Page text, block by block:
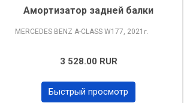
Амортизатор задней балки
MERCEDES BENZ A-CLASS W177, 2021 г.
3 528.00 RUR
Быстрый просмотр